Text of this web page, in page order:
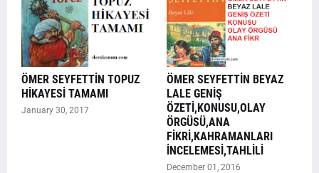
ÖMER SEYFETTİN TOPUZ
HİKAYESİ TAMAMI
January 30, 2017
ÖMER SEYFETTİN BEYAZ
LALE GENİŞ
ÖZETİ,KONUSU,OLAY
ÖRGÜSÜ,ANA
FİKRİ,KAHRAMANLARI
İNCELEMESİ,TAHLİLİ
December 01, 2016